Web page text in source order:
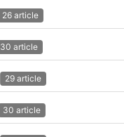
26 article
30 article
29 article
30 article